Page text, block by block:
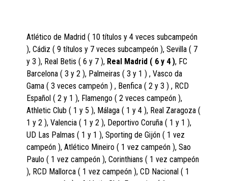
Atlético de Madrid ( 10 títulos y 4 veces subcampeón
), Cádiz ( 9 títulos y 7 veces subcampeón ), Sevilla ( 7
y 3 ), Real Betis ( 6 y 7 ), Real Madrid ( 6 y 4 ), FC
Barcelona ( 3 y 2 ), Palmeiras ( 3 y 1 ) , Vasco da
Gama ( 3 veces campeón ) , Benfica ( 2 y 3 ) , RCD
Español ( 2 y 1 ), Flamengo ( 2 veces campeón ),
Athletic Club ( 1 y 5 ), Málaga ( 1 y 4 ), Real Zaragoza (
1 y 2 ), Valencia ( 1 y 2 ), Deportivo Coruña ( 1 y 1 ),
UD Las Palmas ( 1 y 1 ), Sporting de Gijón ( 1 vez
campeón ), Atlético Mineiro ( 1 vez campeón ), Sao
Paulo ( 1 vez campeón ), Corinthians ( 1 vez campeón
), RCD Mallorca ( 1 vez campeón ), CD Nacional ( 1